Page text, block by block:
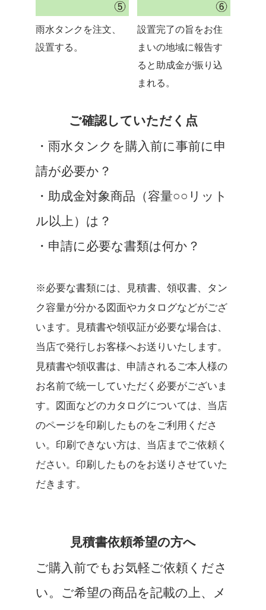
雨水タンクを注文、
設置する。
設置完了の旨をお住
まいの地域に報告す
ると助成金が振り込
まれる。
ご確認していただく点
・雨水タンクを購入前に事前に申
請が必要か？
・助成金対象商品（容量○○リット
ル以上）は？
・申請に必要な書類は何か？
※必要な書類には、見積書、領収書、タン
ク容量が分かる図面やカタログなどがござ
います。見積書や領収証が必要な場合は、
当店で発行しお客様へお送りいたします。
見積書や領収書は、申請されるご本人様の
お名前で統一していただく必要がございま
す。図面などのカタログについては、当店
のページを印刷したものをご利用くださ
い。印刷できない方は、当店までご依頼く
ださい。印刷したものをお送りさせていた
だきます。
見積書依頼希望の方へ
ご購入前でもお気軽ご依頼くださ
い。ご希望の商品を記載の上、メ